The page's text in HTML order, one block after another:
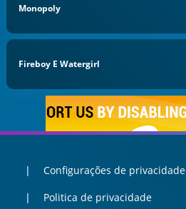
Monopoly
Fireboy E Watergirl
Configurações de privacidade
Politica de privacidade